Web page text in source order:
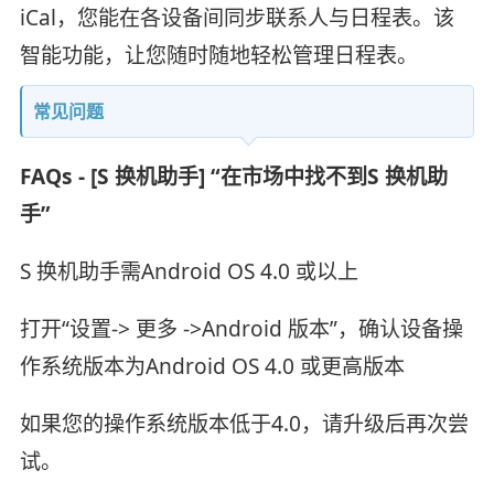
iCal，您能在各设备间同步联系人与日程表。该
智能功能，让您随时随地轻松管理日程表。
常见问题
FAQs - [S 换机助手] “在市场中找不到S 换机助
手”
S 换机助手需Android OS 4.0 或以上
打开“设置-> 更多 ->Android 版本”，确认设备操
作系统版本为Android OS 4.0 或更高版本
如果您的操作系统版本低于4.0，请升级后再次尝
试。